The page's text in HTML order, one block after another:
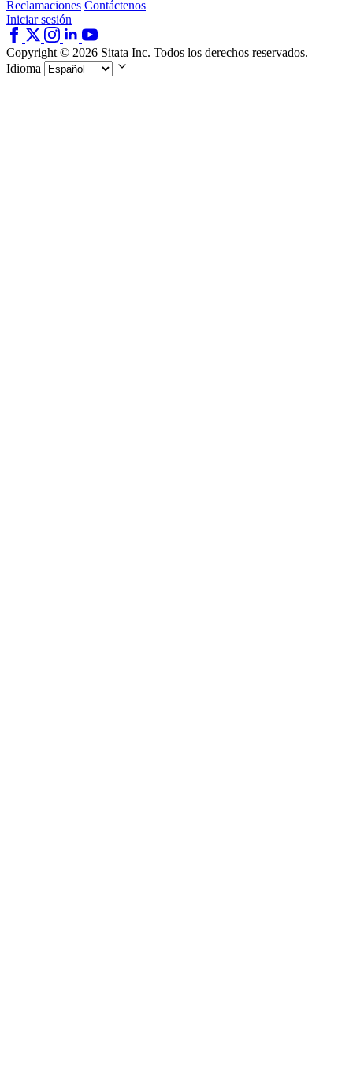
Reclamaciones Contáctenos
Iniciar sesión
Copyright © 2026 Sitata Inc. Todos los derechos reservados.
Idioma